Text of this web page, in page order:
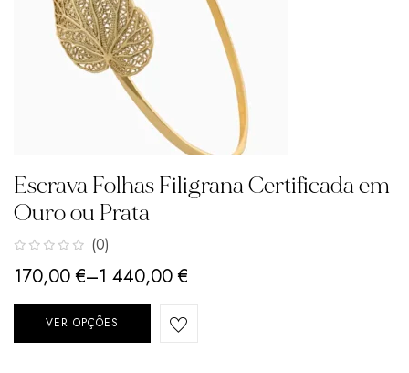
Escrava Folhas Filigrana Certificada em
Ouro ou Prata
(0)
170,00€–1 440,00€
VER OPÇÕES